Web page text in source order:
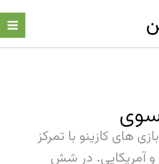
های کازینو با تمرکز
و آمریکایی. در شش